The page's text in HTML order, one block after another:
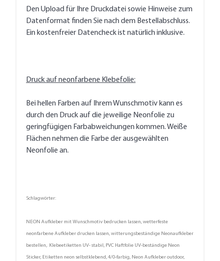
Den Upload für Ihre Druckdatei sowie Hinweise zum
Datenformat finden Sie nach dem Bestellabschluss.
Ein kostenfreier Datencheck ist natürlich inklusive.
Druck auf neonfarbene Klebefolie:
Bei hellen Farben auf Ihrem Wunschmotiv kann es
durch den Druck auf die jeweilige Neonfolie zu
geringfügigen Farbabweichungen kommen. Weiße
Flächen nehmen die Farbe der ausgewählten
Neonfolie an.
Schlagwörter:
NEON Aufkleber mit Wunschmotiv bedrucken lassen, wetterfeste
neonfarbene Aufkleber drucken lassen, witterungsbeständige Neonaufkleber
bestellen, Klebeetiketten UV- stabil, PVC Haftfolie UV-beständige Neon
Sticker, Etiketten neon selbstklebend, 4/0-farbig, Neon Aufkleber outdoor,